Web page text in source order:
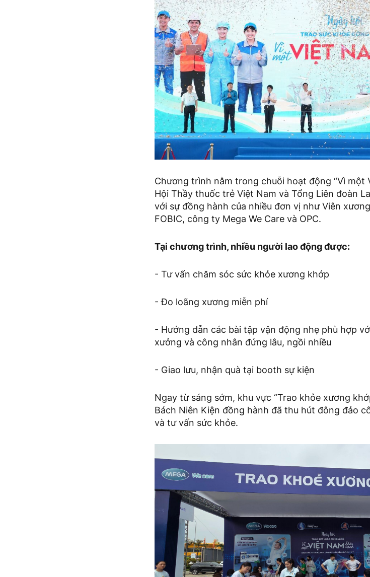
Chương trình nằm trong chuỗi hoạt động “Vì một
Hội Thầy thuốc trẻ Việt Nam và Tổng Liên đoàn
với sự đồng hành của nhiều đơn vị như Viên
FOBIC, công ty Mega We Care và OPC.
Tại chương trình, nhiều người lao động được:
- Tư vấn chăm sóc sức khỏe xương khớp
- Đo loãng xương miễn phí
- Hướng dẫn các bài tập vận động nhẹ phù hợp
xưởng và công nhân đứng lâu, ngồi nhiều
- Giao lưu, nhận quà tại booth sự kiện
Ngay từ sáng sớm, khu vực “Trao khỏe xương
Bách Niên Kiện đồng hành đã thu hút đông đảo
và tư vấn sức khỏe.